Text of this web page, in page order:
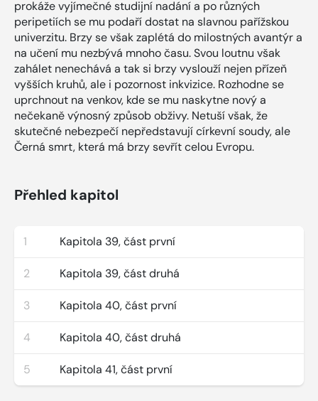
prokáže vyjímečné studijní nadání a po různých
peripetiích se mu podaří dostat na slavnou pařížskou
univerzitu. Brzy se však zaplétá do milostných avantýr a
na učení mu nezbývá mnoho času. Svou loutnu však
zahálet nenechává a tak si brzy vyslouží nejen přízeň
vyšších kruhů, ale i pozornost inkvizice. Rozhodne se
uprchnout na venkov, kde se mu naskytne nový a
nečekaně výnosný způsob obživy. Netuší však, že
skutečné nebezpečí nepředstavují církevní soudy, ale
Černá smrt, která má brzy sevřít celou Evropu.
Přehled kapitol
1 Kapitola 39, část první
2 Kapitola 39, část druhá
3 Kapitola 40, část první
4 Kapitola 40, část druhá
5 Kapitola 41, část první